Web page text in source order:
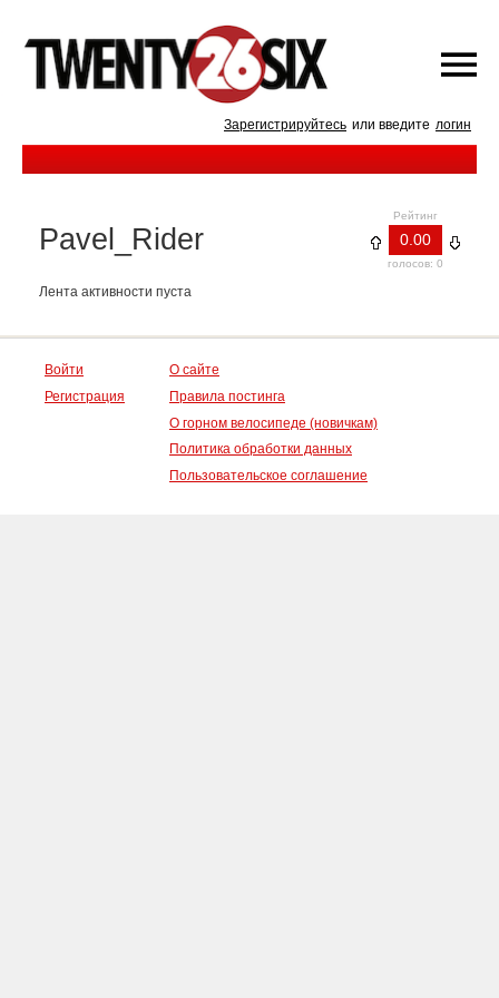
Зарегистрируйтесь или введите логин
Рейтинг
0.00
голосов: 0
Pavel_Rider
Лента активности пуста
Войти
Регистрация
О сайте
Правила постинга
О горном велосипеде (новичкам)
Политика обработки данных
Пользовательское соглашение